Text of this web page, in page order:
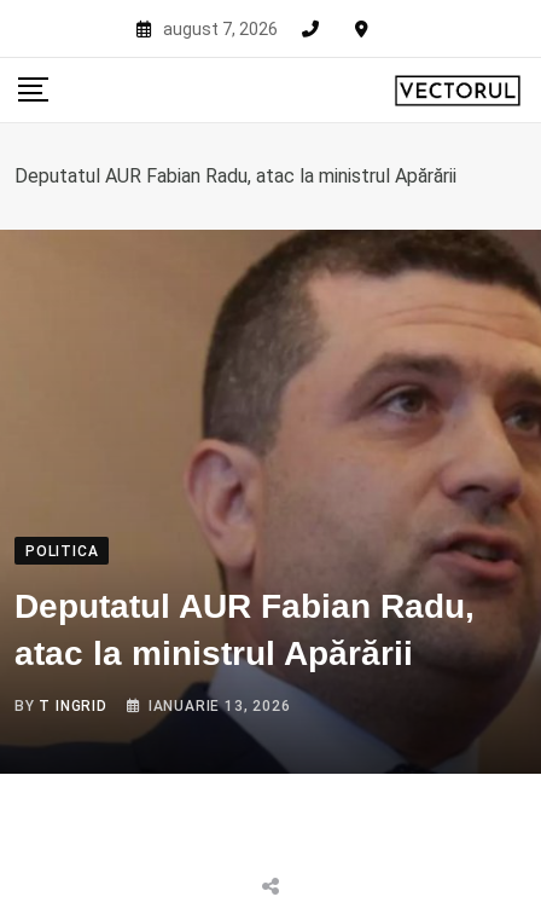
content
august 7, 2026
Deputatul AUR Fabian Radu, atac la ministrul Apărării
POLITICA
Deputatul AUR Fabian Radu,
atac la ministrul Apărării
BY T INGRID IANUARIE 13, 2026